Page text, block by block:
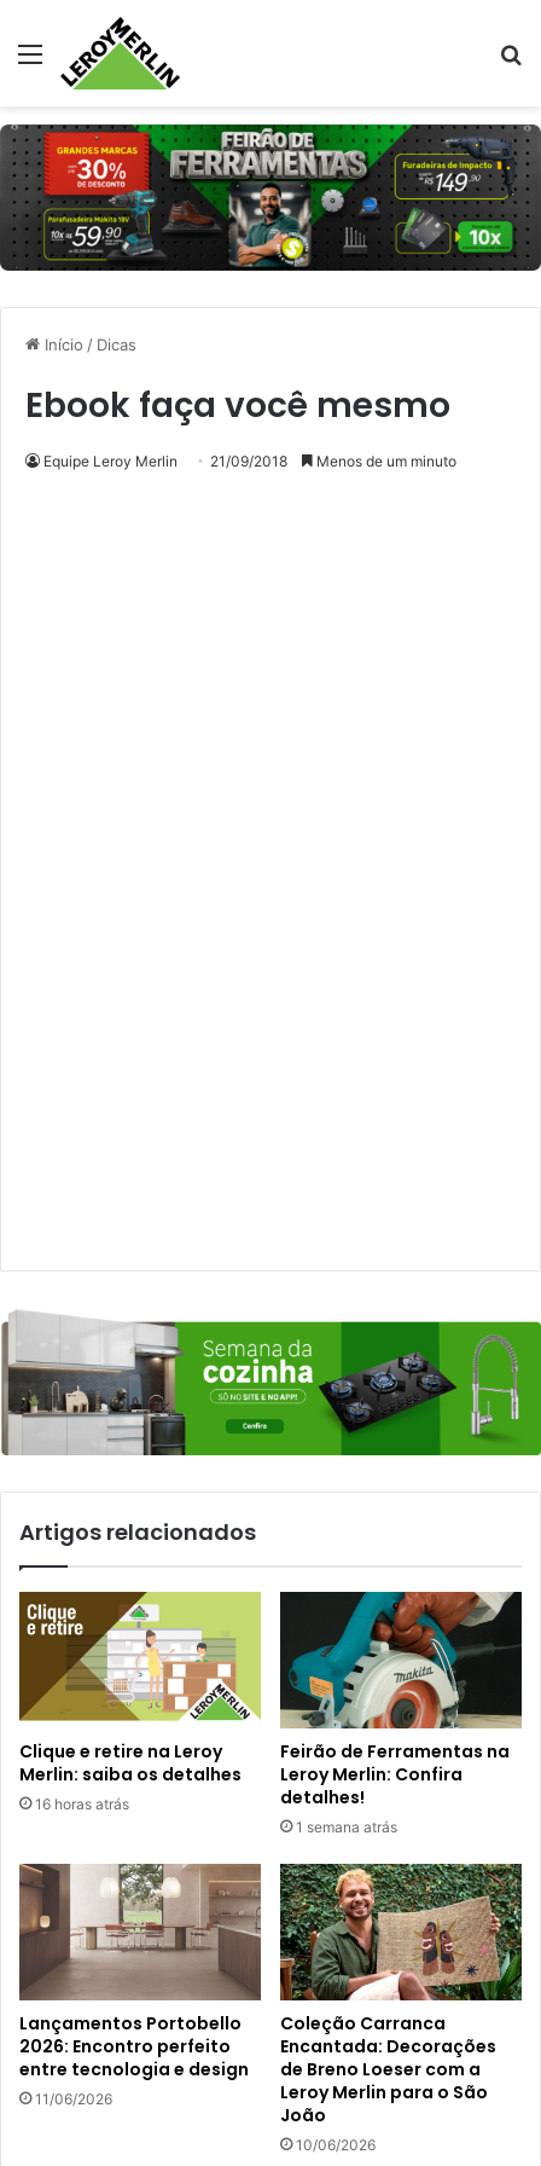
Menu
Início / Dicas
Ebook faça você mesmo
Equipe Leroy Merlin 21/09/2018 Menos de um minuto
Artigos relacionados
Clique e retire na Leroy
Merlin: saiba os detalhes
16 horas atrás
Feirão de Ferramentas na
Leroy Merlin: Confira
detalhes!
1 semana atrás
Lançamentos Portobello
2026: Encontro perfeito
entre tecnologia e design
11/06/2026
Coleção Carranca
Encantada: Decorações
de Breno Loeser com a
Leroy Merlin para o São
João
10/06/2026